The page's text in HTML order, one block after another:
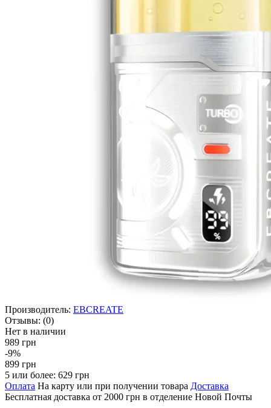
Производитель: EBCREATE
Отзывы: (0)
Нет в наличии
989 грн
-9%
899 грн
5 или более: 629 грн
Оплата На карту или при получении товара Доставка
Бесплатная доставка от 2000 грн в отделение Новой Почты